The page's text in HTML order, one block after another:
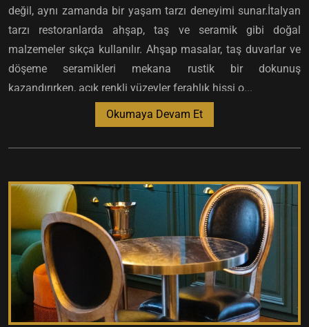
değil, aynı zamanda bir yaşam tarzı deneyimi sunar.İtalyan
tarzı restoranlarda ahşap, taş ve seramik gibi doğal
malzemeler sıkça kullanılır. Ahşap masalar, taş duvarlar ve
döşeme seramikleri mekana rustik bir dokunuş
kazandırırken, açık renkli yüzeyler ferahlık hissi o...
Okumaya Devam Et